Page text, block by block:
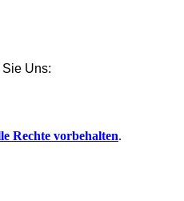
Uns:
Rechte vorbehalten.